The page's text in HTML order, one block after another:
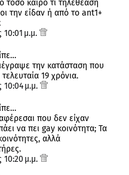
τόσο καιρό τι τηλεθέαση
την είδαν ή από το ant1+
10:01 μ.μ.
την κατάσταση που
19 χρόνια.
10:04 μ.μ.
που δεν είχαν
να πει gay κοινότητα; Τα
αλλά
10:20 μ.μ.